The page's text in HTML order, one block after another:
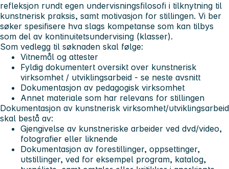
refleksjon rundt egen undervisningsfilosofi i tilknytning til
kunstnerisk praksis, samt motivasjon for stillingen. Vi ber
søker spesifisere hva slags kompetanse som kan tilbys
som del av kontinuitetsundervising (klasser).
Som vedlegg til søknaden skal følge:
Vitnemål og attester
Fyldig dokumentert oversikt over kunstnerisk
virksomhet / utviklingsarbeid - se neste avsnitt
Dokumentasjon av pedagogisk virksomhet
Annet materiale som har relevans for stillingen
Dokumentasjon av kunstnerisk virksomhet/utviklingsarbeid
skal bestå av:
Gjengivelse av kunstneriske arbeider ved dvd/video,
fotografier eller liknende
Dokumentasjon av forestillinger, oppsettinger,
utstillinger, ved for eksempel program, katalog,